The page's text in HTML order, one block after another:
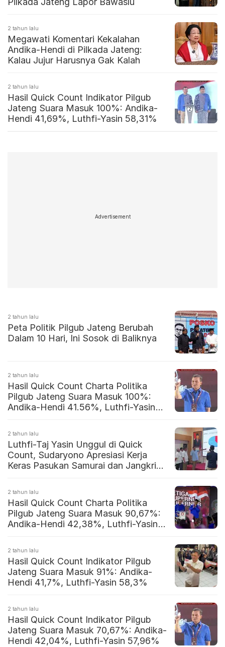
2 tahun lalu
Megawati Komentari Kekalahan
Andika-Hendi di Pilkada Jateng:
Kalau Jujur Harusnya Gak Kalah
2 tahun lalu
Hasil Quick Count Indikator Pilgub
Jateng Suara Masuk 100%: Andika-
Hendi 41,69%, Luthfi-Yasin 58,31%
Advertisement
2 tahun lalu
Peta Politik Pilgub Jateng Berubah
Dalam 10 Hari, Ini Sosok di Baliknya
2 tahun lalu
Hasil Quick Count Charta Politika
Pilgub Jateng Suara Masuk 100%:
Andika-Hendi 41.56%, Luthfi-Yasin
2 tahun lalu
Luthfi-Taj Yasin Unggul di Quick
Count, Sudaryono Apresiasi Kerja
Keras Pasukan Samurai dan Jangkrik
2 tahun lalu
Hasil Quick Count Charta Politika
Pilgub Jateng Suara Masuk 90,67%:
Andika-Hendi 42,38%, Luthfi-Yasin
2 tahun lalu
Hasil Quick Count Indikator Pilgub
Jateng Suara Masuk 91%: Andika-
Hendi 41,7%, Luthfi-Yasin 58,3%
2 tahun lalu
Hasil Quick Count Indikator Pilgub
Jateng Suara Masuk 70,67%: Andika-
Hendi 42,04%, Luthfi-Yasin 57,96%